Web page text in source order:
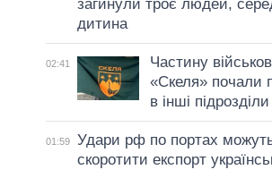
загинули троє людей,
дитина
02:41
Частину
«Скеля» почали
в інші
01:59
Удари рф по портах можуть
скоротити експорт